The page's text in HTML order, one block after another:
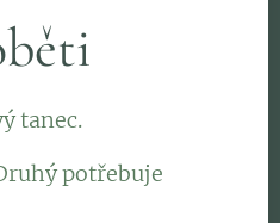
tanec.
potřebuje